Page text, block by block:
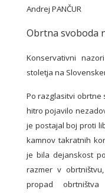
Andrej PANČUR
Obrtna svoboda
Konservativni
stoletja na
Po razglasitvi obrtne
hitro pojavilo
je postajal boj proti
kamnov takratnih
je bila dejanskost
razmer v
propad